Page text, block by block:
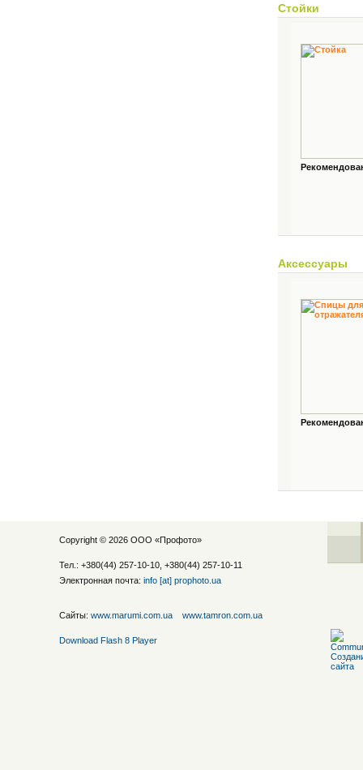
Стойки
Аксессуары
Copyright © 2026 ООО «Профото»
Тел.: +380(44) 257-10-10, +380(44) 257-10-11
Электронная почта: info [at] prophoto.ua
Сайты: www.marumi.com.ua www.tamron.com.ua
Download Flash 8 Player